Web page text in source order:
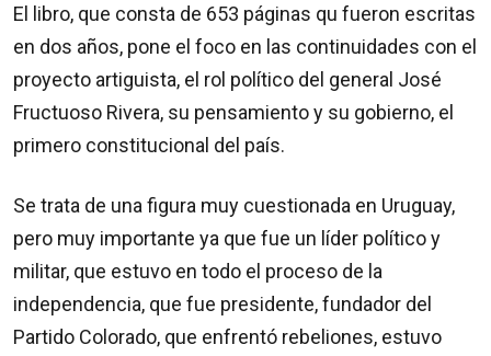
El libro, que consta de 653 páginas qu fueron escritas
en dos años, pone el foco en las continuidades con el
proyecto artiguista, el rol político del general José
Fructuoso Rivera, su pensamiento y su gobierno, el
primero constitucional del país.
Se trata de una figura muy cuestionada en Uruguay,
pero muy importante ya que fue un líder político y
militar, que estuvo en todo el proceso de la
independencia, que fue presidente, fundador del
Partido Colorado, que enfrentó rebeliones, estuvo